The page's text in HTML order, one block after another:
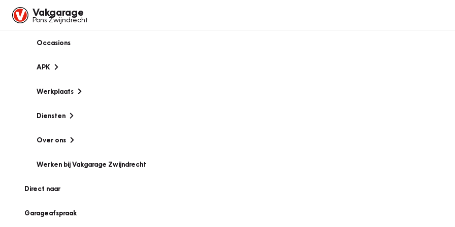
Vakgarage
Pons Zwijndrecht
Occasions
APK
Werkplaats
Diensten
Over ons
Werken bij Vakgarage Zwijndrecht
Direct naar
Garageafspraak